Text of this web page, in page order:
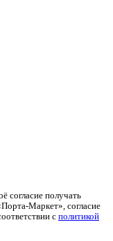
согласие получать
Маркет», согласие
с политикой